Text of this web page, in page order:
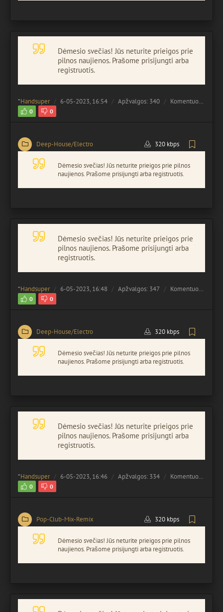
Dėmesio svečias! Jūs neturite prieigos prie
pilnos naujienos. Prašome prisijungti arba
registruotis.
*Handsuper 6-05-2023, 16:54 Apžvalgos: 340 Komentuota:
0 0
Deep-House/Electro 320 kbps
Dėmesio svečias! Jūs neturite prieigos prie pilnos
naujienos. Prašome prisijungti arba registruotis.
Dėmesio svečias! Jūs neturite prieigos prie
pilnos naujienos. Prašome prisijungti arba
registruotis.
*Handsuper 6-05-2023, 16:48 Apžvalgos: 347 Komentuota:
0 0
Deep-House/Electro 320 kbps
Dėmesio svečias! Jūs neturite prieigos prie pilnos
naujienos. Prašome prisijungti arba registruotis.
Dėmesio svečias! Jūs neturite prieigos prie
pilnos naujienos. Prašome prisijungti arba
registruotis.
*Handsuper 6-05-2023, 16:46 Apžvalgos: 334 Komentuota:
0 0
Pop-Club-Mix-Remix 320 kbps
Dėmesio svečias! Jūs neturite prieigos prie pilnos
naujienos. Prašome prisijungti arba registruotis.